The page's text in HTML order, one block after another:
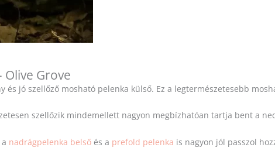
Grove
jó szellőző mosható pelenka külső. Ez a legtermészetesebb
szellőzik mindemellett nagyon megbízhatóan tartja bent a
nadrágpelenka belső és a prefold pelenka is nagyon jól passzol